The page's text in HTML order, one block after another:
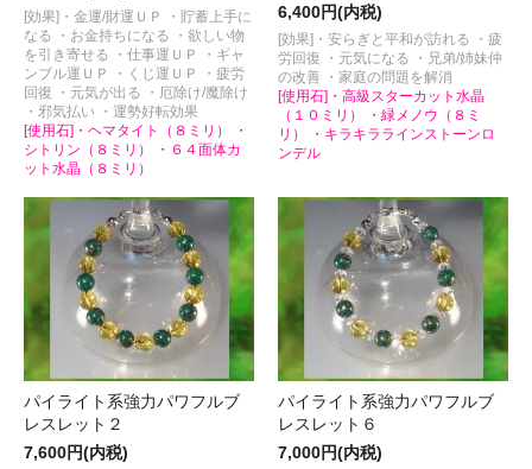
[効果]・金運/財運ＵＰ ・貯蓄上手に
なる ・お金持ちになる ・欲しい物
を引き寄せる ・仕事運ＵＰ ・ギャ
ンブル運ＵＰ ・くじ運ＵＰ ・疲労
回復 ・元気が出る ・厄除け/魔除け
・邪気払い ・運勢好転効果
[使用石]・ヘマタイト（８ミリ） ・
シトリン（８ミリ） ・６４面体カ
ット水晶（８ミリ）
6,400円(内税)
[効果]・安らぎと平和が訪れる ・疲
労回復 ・元気になる ・兄弟/姉妹仲
の改善 ・家庭の問題を解消
[使用石]・高級スターカット水晶
（１０ミリ） ・緑メノウ（８ミ
リ） ・キラキララインストーンロ
ンデル
パイライト系強力パワフルブ
レスレット２
7,600円(内税)
パイライト系強力パワフルブ
レスレット６
7,000円(内税)